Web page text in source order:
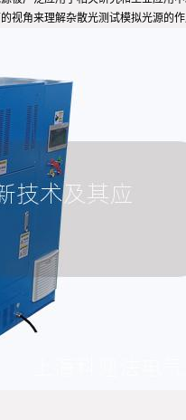
角来理解杂散光测试模拟光源的作